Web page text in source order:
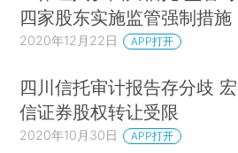
四家股东实施监管强制措施
2020年12月22日 APP打开
四川信托审计报告存分歧 宏
信证券股权转让受限
2020年10月30日 APP打开